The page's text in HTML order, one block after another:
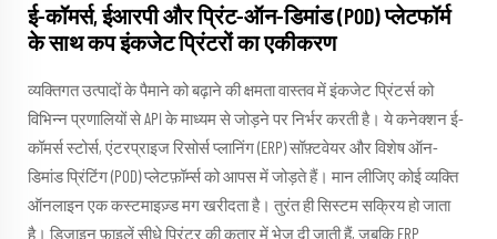
ई-कॉमर्स, ईआरपी और प्रिंट-ऑन-डिमांड (POD) प्लेटफॉर्म
के साथ कप इंकजेट प्रिंटरों का एकीकरण
व्यक्तिगत उत्पादों के पैमाने को बढ़ाने की क्षमता वास्तव में इंकजेट प्रिंटर्स को
विभिन्न प्रणालियों से API के माध्यम से जोड़ने पर निर्भर करती है। ये कनेक्शन ई-
कॉमर्स स्टोर्स, एंटरप्राइज रिसोर्स प्लानिंग (ERP) सॉफ़्टवेयर और विशेष ऑन-
डिमांड प्रिंटिंग (POD) प्लेटफ़ॉर्म्स को आपस में जोड़ते हैं। मान लीजिए कोई व्यक्ति
ऑनलाइन एक कस्टमाइज़्ड मग खरीदता है। तुरंत ही सिस्टम सक्रिय हो जाता
है। डिज़ाइन फ़ाइलें सीधे प्रिंटर की कतार में भेज दी जाती हैं, जबकि ERP